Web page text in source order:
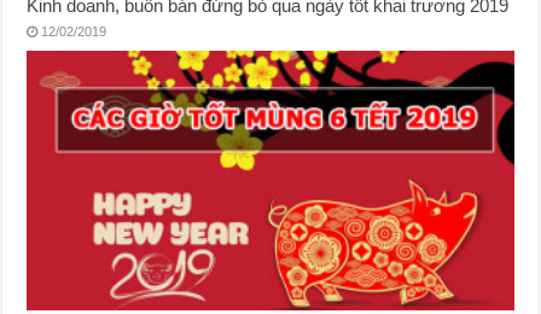
Kinh doanh, buôn bán đừng bỏ qua ngày tốt khai trương 2019
12/02/2019